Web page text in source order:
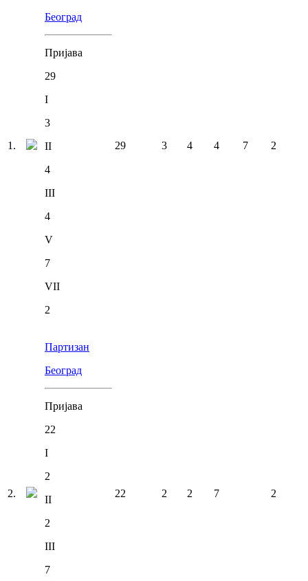
1 .
Београд
Пријава
29
I
3
II
4
III
4
V
7
VII
2
29 3 4 4 7 2
2.
Партизан
Београд
Пријава
22
I
2
II
2
III
7
22 2 2 7 2